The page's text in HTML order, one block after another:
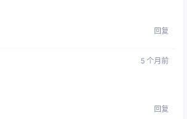
回复
5 个月前
回复